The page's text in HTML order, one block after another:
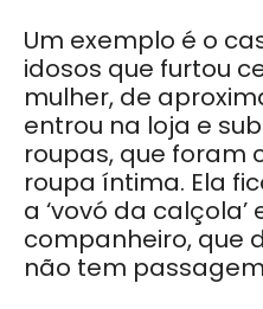
Um exemplo é o
idosos que furtou
mulher, de
entrou na loja e
roupas, que foram
roupa íntima. Ela
a ‘vovó da
companheiro, que
não tem